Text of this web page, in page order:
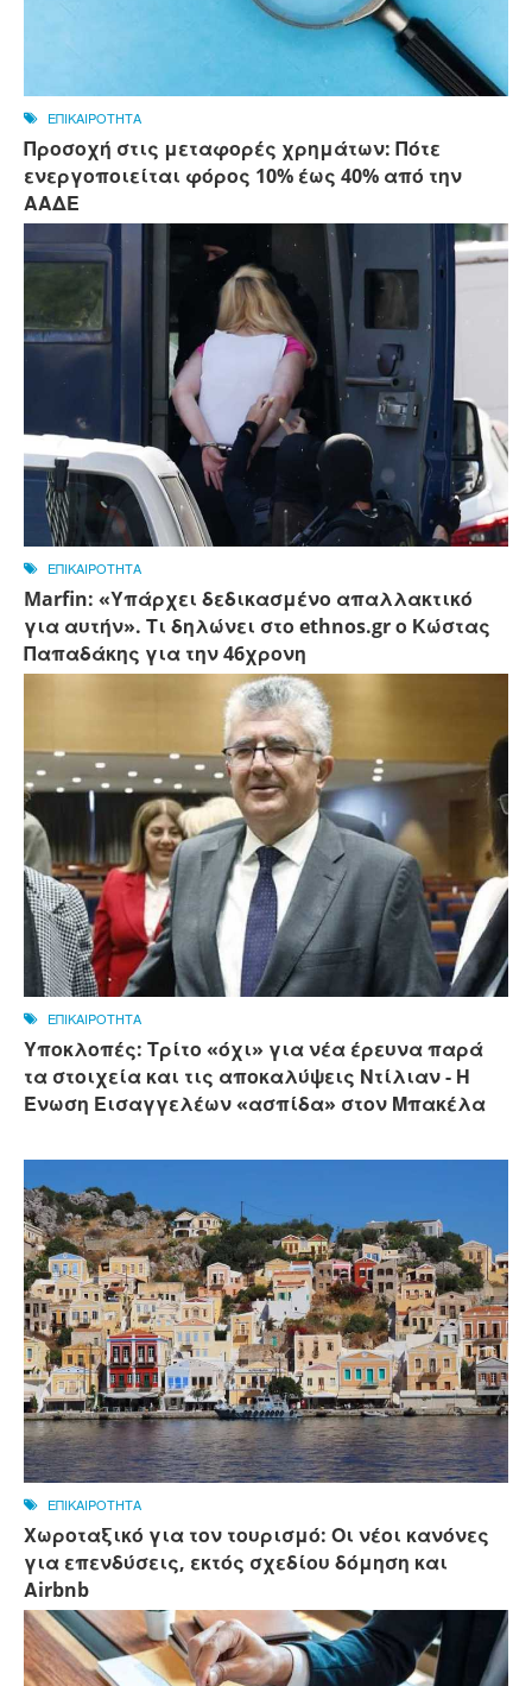
ΕΠΙΚΑΙΡΟΤΗΤΑ
Προσοχή στις μεταφορές χρημάτων: Πότε
ενεργοποιείται φόρος 10% έως 40% από την
ΑΑΔΕ
ΕΠΙΚΑΙΡΟΤΗΤΑ
Marfin: «Υπάρχει δεδικασμένο απαλλακτικό
για αυτήν». Τι δηλώνει στο ethnos.gr ο Κώστας
Παπαδάκης για την 46χρονη
ΕΠΙΚΑΙΡΟΤΗΤΑ
Υποκλοπές: Τρίτο «όχι» για νέα έρευνα παρά
τα στοιχεία και τις αποκαλύψεις Ντίλιαν - Η
Ένωση Εισαγγελέων «ασπίδα» στον Μπακέλα
ΕΠΙΚΑΙΡΟΤΗΤΑ
Χωροταξικό για τον τουρισμό: Οι νέοι κανόνες
για επενδύσεις, εκτός σχεδίου δόμηση και
Αirbnb